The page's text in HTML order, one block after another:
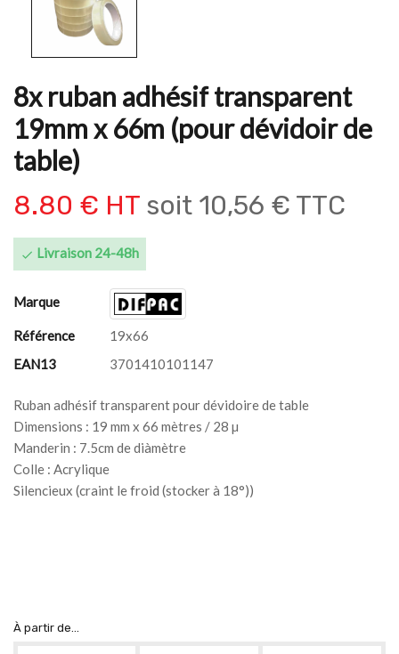
8x ruban adhésif transparent
19mm x 66m (pour dévidoir de
table)
8.80 € HT soit 10,56 € TTC
 Livraison 24-48h
Marque
Référence
19x66
EAN13
3701410101147
Ruban adhésif transparent pour dévidoire de table
Dimensions : 19 mm x 66 mètres / 28 µ
Manderin : 7.5cm de diàmètre
Colle : Acrylique
Silencieux (craint le froid (stocker à 18°))
À partir de...